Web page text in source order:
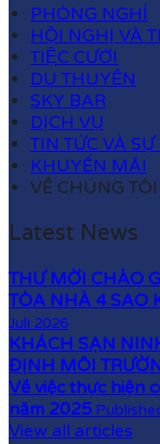
PHÒNG NGHỈ
HỘI NGHỊ VÀ
TIỆC CƯỚI
DU THUYỀN
SKY BAR
DỊCH VỤ
TIN TỨC VÀ SỰ
KHUYẾN MÃI
VỀ CHÚNG TÔI
Latest News
THƯ MỜI CHÀO
TÒA NHÀ 4 SAO
Juli 2026
KHÁCH SẠN
ĐỊNH MÔI
Về việc thực hiện
năm 2025
View all articles